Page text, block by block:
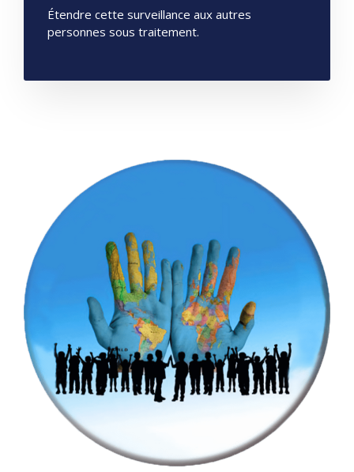
Étendre cette surveillance aux autres
personnes sous traitement.